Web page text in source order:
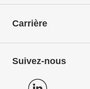
Carrière
Suivez-nous